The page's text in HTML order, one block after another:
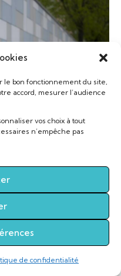
le bon fonctionnement du site,
accord, mesurer l’audience
vos choix à tout
n’empêche pas
de confidentialité
de
personne à
reserved.